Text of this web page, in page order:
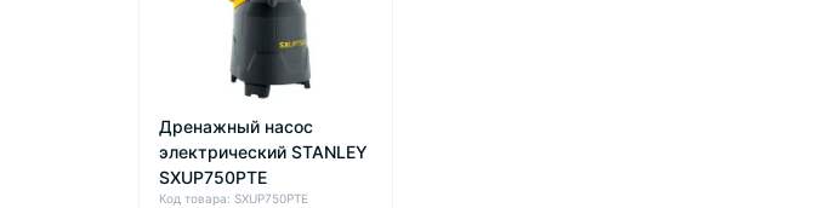
Дренажный насос
электрический STANLEY
SXUP750PTE
Код товара: SXUP750PTE